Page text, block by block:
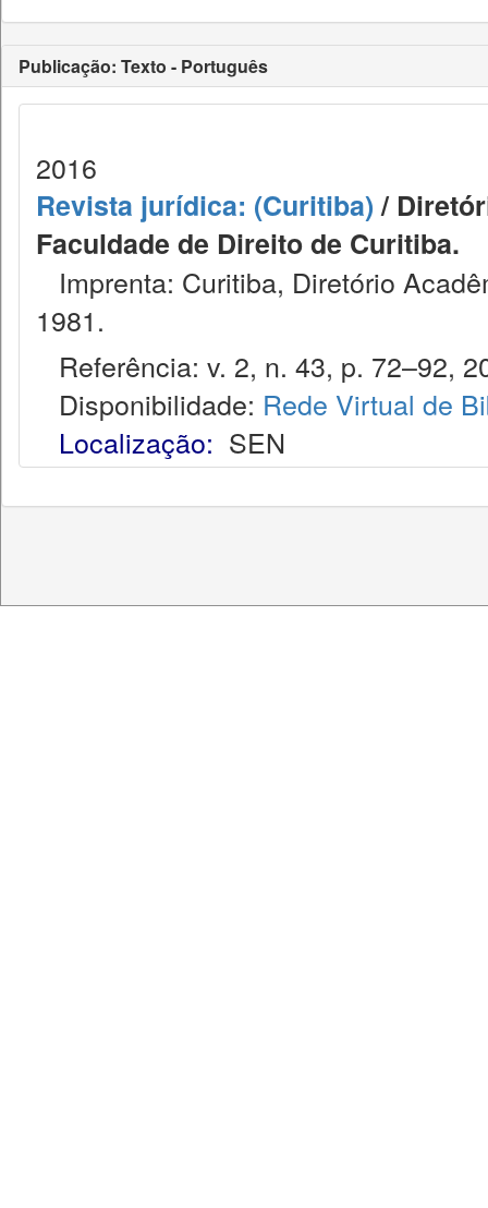
Publicação: Texto - Português
2016
Revista jurídica: (Curitiba)/
Faculdade de Direito de Curitiba.
Imprenta: Curitiba, Diretório
1981.
Referência: v. 2, n. 43, p. 72–92,
Disponibilidade: Rede Virtual de
Localização: SEN